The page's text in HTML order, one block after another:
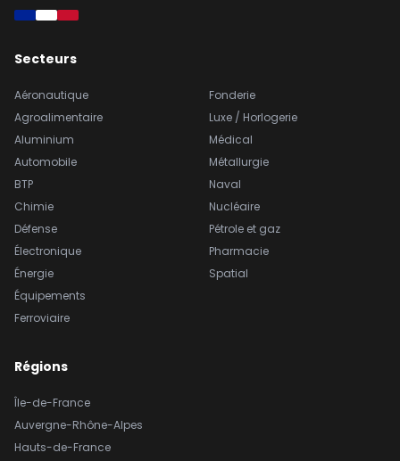
Secteurs
Aéronautique
Agroalimentaire
Aluminium
Automobile
BTP
Chimie
Défense
Électronique
Énergie
Équipements
Ferroviaire
Fonderie
Luxe / Horlogerie
Médical
Métallurgie
Naval
Nucléaire
Pétrole et gaz
Pharmacie
Spatial
Régions
Île-de-France
Auvergne-Rhône-Alpes
Hauts-de-France